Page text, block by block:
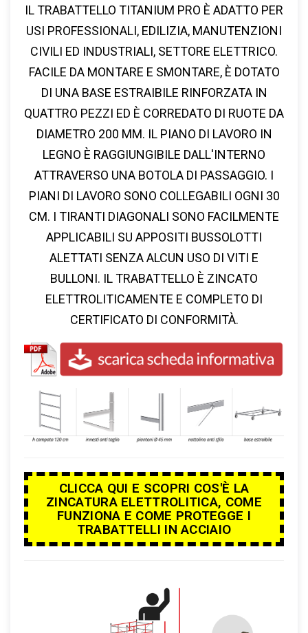
IL TRABATTELLO TITANIUM PRO È ADATTO PER
USI PROFESSIONALI, EDILIZIA, MANUTENZIONI
CIVILI ED INDUSTRIALI, SETTORE ELETTRICO.
FACILE DA MONTARE E SMONTARE, È DOTATO
DI UNA BASE ESTRAIBILE RINFORZATA IN
QUATTRO PEZZI ED È CORREDATO DI RUOTE DA
DIAMETRO 200 MM. IL PIANO DI LAVORO IN
LEGNO È RAGGIUNGIBILE DALL'INTERNO
ATTRAVERSO UNA BOTOLA DI PASSAGGIO. I
PIANI DI LAVORO SONO COLLEGABILI OGNI 30
CM. I TIRANTI DIAGONALI SONO FACILMENTE
APPLICABILI SU APPOSITI BUSSOLOTTI
ALETTATI SENZA ALCUN USO DI VITI E
BULLONI. IL TRABATTELLO È ZINCATO
ELETTROLITICAMENTE E COMPLETO DI
CERTIFICATO DI CONFORMITÀ.
CLICCA QUI E SCOPRI COS'È LA
ZINCATURA ELETTROLITICA, COME
FUNZIONA E COME PROTEGGE I
TRABATTELLI IN ACCIAIO